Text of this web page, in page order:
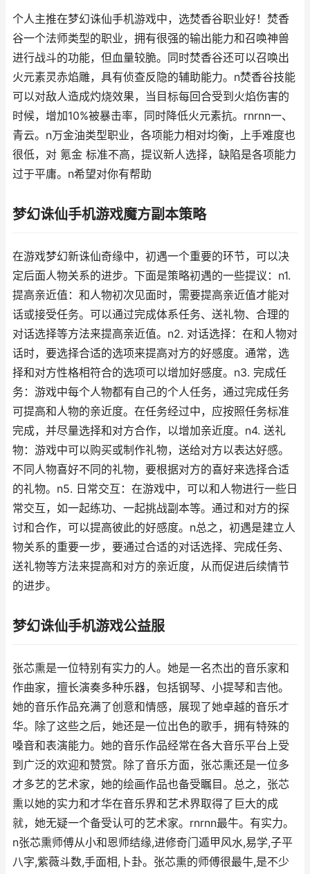
个人主推在梦幻诛仙手机游戏中，选焚香谷职业好！焚香
谷一个法师类型的职业，拥有很强的输出能力和召唤神兽
进行战斗的功能，但血量较脆。同时焚香谷还可以召唤出
火元素灵赤焰雕，具有侦查反隐的辅助能力。n焚香谷技能
可以对敌人造成灼烧效果，当目标每回合受到火焰伤害的
时候，增加10%被暴击率，同时降低火元素抗。rnrnn一、
青云。n万金油类型职业，各项能力相对均衡，上手难度也
很低，对 氪金 标准不高，提议新人选择，缺陷是各项能力
过于平庸。n希望对你有帮助
梦幻诛仙手机游戏魔方副本策略
在游戏梦幻新诛仙奇缘中，初遇一个重要的环节，可以决
定后面人物关系的进步。下面是策略初遇的一些提议：n1.
提高亲近值：和人物初次见面时，需要提高亲近值才能对
话或接受任务。可以通过完成体系任务、送礼物、合理的
对话选择等方法来提高亲近值。n2. 对话选择：在和人物对
话时，要选择合适的选项来提高对方的好感度。通常，选
择和对方性格相符合的选项可以增加好感度。n3. 完成任
务：游戏中每个人物都有自己的个人任务，通过完成任务
可提高和人物的亲近度。在任务经过中，应按照任务标准
完成，并尽量选择和对方合作，以增加亲近度。n4. 送礼
物：游戏中可以购买或制作礼物，送给对方以表达好感。
不同人物喜好不同的礼物，要根据对方的喜好来选择合适
的礼物。n5. 日常交互：在游戏中，可以和人物进行一些日
常交互，如一起练功、一起挑战副本等。通过和对方的探
讨和合作，可以提高彼此的好感度。n总之，初遇是建立人
物关系的重要一步，要通过合适的对话选择、完成任务、
送礼物等方法来提高和对方的亲近度，从而促进后续情节
的进步。
梦幻诛仙手机游戏公益服
张芯熏是一位特别有实力的人。她是一名杰出的音乐家和
作曲家，擅长演奏多种乐器，包括钢琴、小提琴和吉他。
她的音乐作品充满了创意和情感，展现了她卓越的音乐才
华。除了这些之后，她还是一位出色的歌手，拥有特殊的
嗓音和表演能力。她的音乐作品经常在各大音乐平台上受
到广泛的欢迎和赞赏。除了音乐方面，张芯熏还是一位多
才多艺的艺术家，她的绘画作品也备受瞩目。总之，张芯
熏以她的实力和才华在音乐界和艺术界取得了巨大的成
就，她无疑一个备受认可的艺术家。rnrnn最牛。有实力。
n张芯熏师傅从小和恩师结缘,进修奇门遁甲风水,易学,子平
八字,紫薇斗数,手面相,卜卦。张芯熏的师傅很最牛,是不少